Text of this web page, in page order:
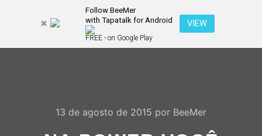
Follow BeeMer
with Tapatalk for Android
FREE - on Google Play
VIEW
13 de agosto de 2015 por BeeMer